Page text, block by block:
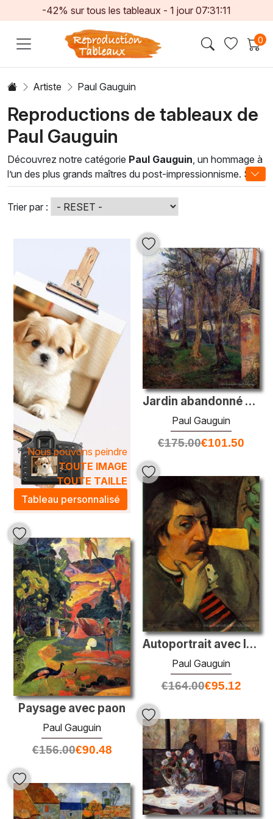
-42% sur tous les tableaux - 1 jour 07:31:09
0
Artiste Paul Gauguin
Reproductions de tableaux de
Paul Gauguin
Découvrez notre catégorie Paul Gauguin , un hommage à
l’un des plus grands maîtres du post-impressionnisme. Ses
œuvres, riches en couleurs vibrantes et en motifs
exotiques, capturent l'essence de la vie insulaire et les
émotions humaines avec une profondeur saisissante.
Chaque peinture à l'huile offre une fenêtre sur un monde
où la nature et l'esprit se rencontrent, invitant le spectateur
à une introspection visuelle.
Les techniques artistiques de Gauguin, telles que
l'utilisation audacieuse de la couleur et les compositions
saisissantes, transforment chaque toile en une expression
personnelle unique. En intégrant une œuvre de cette
catégorie dans votre intérieur, vous ne choisirez pas
seulement une pièce décorative, mais également une
source d'inspiration qui enrichira l'atmosphère de votre
espace de vie. Laissez-vous séduire par la magie dePaul
Gauguinet transformez votre environnement en une
galerie d'art où chaque regard raconte une histoire.
Trier par :
Nous pouvons peindre
TOUTE IMAGE
TOUTE TAILLE
Tableau personnalisé
Jardin abandonné à Rouen
Paul Gauguin
€175.00€101.50
Autoportrait avec l'idole
Paul Gauguin
€164.00€95.12
Paysage avec paon
Paul Gauguin
€156.00€90.48